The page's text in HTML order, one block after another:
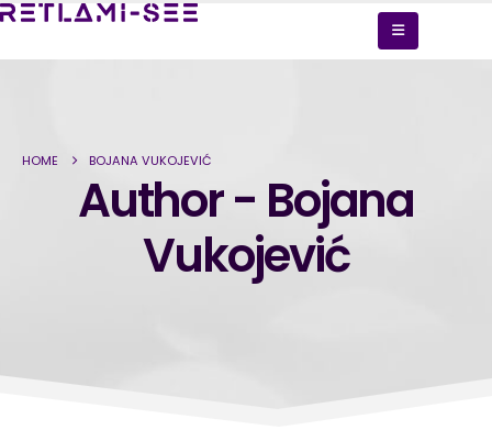
HOME BOJANA VUKOJEVIĆ
Author - Bojana
Vukojević